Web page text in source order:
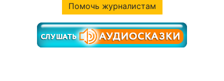
Помочь журналистам